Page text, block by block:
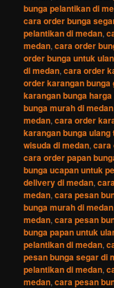
bunga pelantikan di
cara order bunga
pelantikan di medan,
medan,cara order
order bunga untuk
di medan,cara order
order karangan
karangan bunga
bunga murah di medan
medan,cara order
karangan bunga ulang
wisuda di medan,cara
cara order papan
bunga ucapan untuk
delivery di medan,
medan,cara pesan
bunga murah di medan
medan,cara pesan
bunga papan untuk
pelantikan di medan,
pesan bunga segar di
pelantikan di medan,
medan,cara pesan